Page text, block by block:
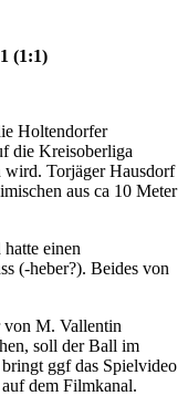
(1:1)
Holtendorfer
die Kreisoberliga
wird. Torjäger Hausdorf
aus ca 10 Meter
einen
(-heber?). Beides von
von M. Vallentin
soll der Ball im
ggf das Spielvideo
dem Filmkanal.